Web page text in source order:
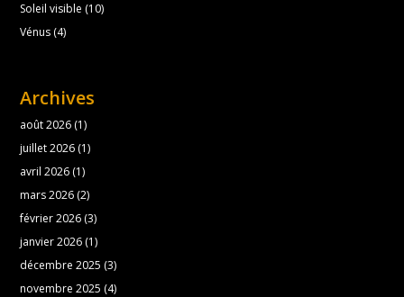
Soleil visible (10)
Vénus (4)
Archives
août 2026 (1)
juillet 2026 (1)
avril 2026 (1)
mars 2026 (2)
février 2026 (3)
janvier 2026 (1)
décembre 2025 (3)
novembre 2025 (4)